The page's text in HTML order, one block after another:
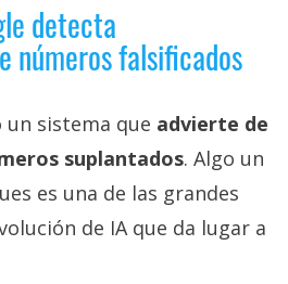
detecta
números falsificados
un sistema que advierte de
suplantados. Algo un
es una de las grandes
de IA que da lugar a